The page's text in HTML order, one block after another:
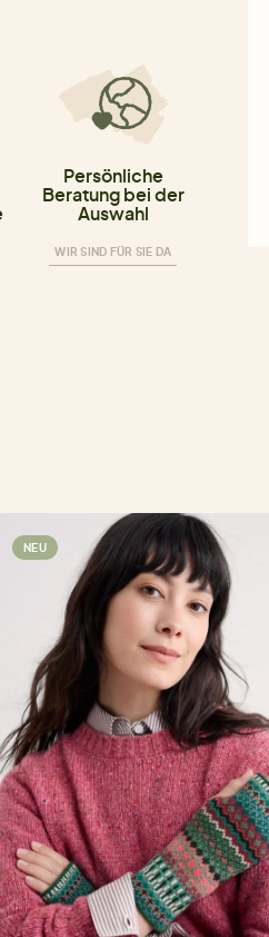
Persönliche
Beratung bei der
Auswahl
WIR SIND FÜR SIE DA
NEU